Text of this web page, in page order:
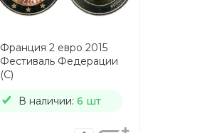
Франция 2 евро 2015
Фестиваль Федерации
(C)
В наличии: 6 шт